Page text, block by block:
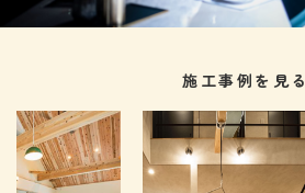
施工事例を見る